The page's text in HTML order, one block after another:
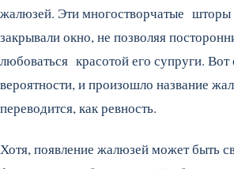
жалюзей. Эти многостворчатые
закрывали окно, не позволяя
любоваться красотой его супруги. Вот
вероятности, и произошло название
переводится, как ревность.
Хотя, появление жалюзей может быть